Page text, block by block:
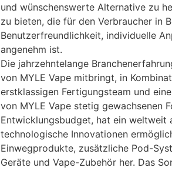
und wünschenswerte Alternative zu
zu bieten, die für den Verbraucher in
Benutzerfreundlichkeit, individuelle
angenehm ist.
Die jahrzehntelange
von MYLE Vape mitbringt, in
erstklassigen Fertigungsteam und
von MYLE Vape stetig gewachsenen
Entwicklungsbudget, hat ein weltweit
technologische Innovationen
Einwegprodukte, zusätzliche Pod-
Geräte und Vape-Zubehör her. Das